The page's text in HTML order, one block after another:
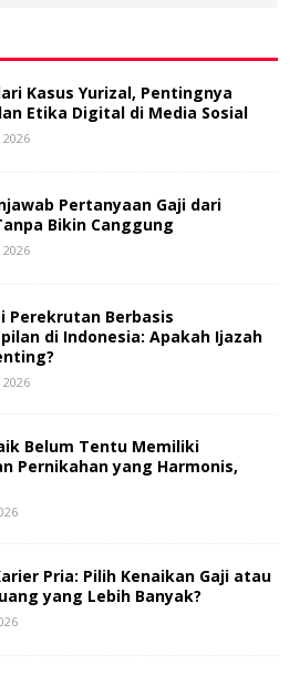
Kasus Yurizal, Pentingnya
Etika Digital di Media Sosial
Pertanyaan Gaji dari
Bikin Canggung
Perekrutan Berbasis
di Indonesia: Apakah Ijazah
Belum Tentu Memiliki
Pernikahan yang Harmonis,
Pria: Pilih Kenaikan Gaji atau
yang Lebih Banyak?